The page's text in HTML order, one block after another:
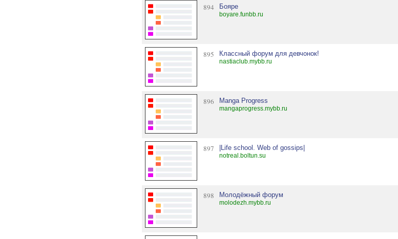
894 Бояре
boyare.funbb.ru
895 Классный форум для девчонок!
nastiaclub.mybb.ru
896 Manga Progress
mangaprogress.mybb.ru
897 |Life school. Web of gossips|
notreal.boltun.su
898 Молодёжный форум
molodezh.mybb.ru